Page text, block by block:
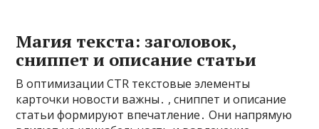
Магия текста: заголовок,
сниппет и описание статьи
В оптимизации CTR текстовые элементы
карточки новости важны․ , сниппет и описание
статьи формируют впечатление․ Они напрямую